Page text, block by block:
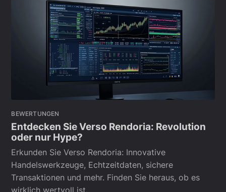
BEWERTUNGEN
Entdecken Sie Verso Rendoria: Revolution
oder nur Hype?
Erkunden Sie Verso Rendoria: Innovative
Handelswerkzeuge, Echtzeitdaten, sichere
Transaktionen und mehr. Finden Sie heraus, ob es